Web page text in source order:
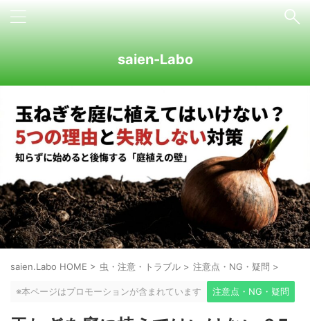
saien-Labo
saien.Labo HOME > 虫・注意・トラブル > 注意点・NG・疑問 >
※本ページはプロモーションが含まれています 注意点・NG・疑問